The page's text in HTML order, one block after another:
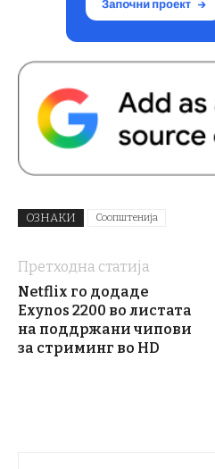
ОЗНАКИ Соопштенија
Претходна статија
Netflix го додаде
Exynos 2200 во листата
на поддржани чипови
за стриминг во HD